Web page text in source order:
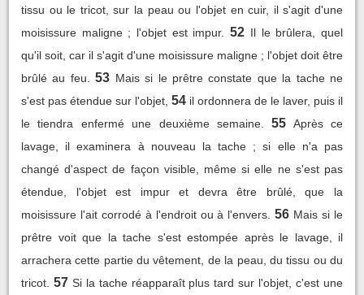
tissu ou le tricot, sur la peau ou l'objet en cuir, il s'agit d'une
moisissure maligne ; l'objet est impur.
52 Il le brûlera, quel
qu'il soit, car il s'agit d'une moisissure maligne ; l'objet doit être
brûlé au feu.
53 Mais si le prêtre constate que la tache ne
s'est pas étendue sur l'objet, 54 il ordonnera de le laver, puis il
le tiendra enfermé une deuxième semaine.
55 Après ce
lavage, il examinera à nouveau la tache ; si elle n'a pas
changé d'aspect de façon visible, même si elle ne s'est pas
étendue, l'objet est impur et devra être brûlé, que la
moisissure l'ait corrodé à l'endroit ou à l'envers. 56 Mais si le
prêtre voit que la tache s'est estompée après le lavage, il
arrachera cette partie du vêtement, de la peau, du tissu ou du
tricot. 57 Si la tache réapparaît plus tard sur l'objet, c'est une